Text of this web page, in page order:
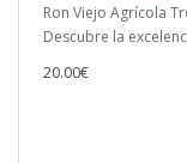
Ron Viejo Agrícola
Descubre la
20.00€